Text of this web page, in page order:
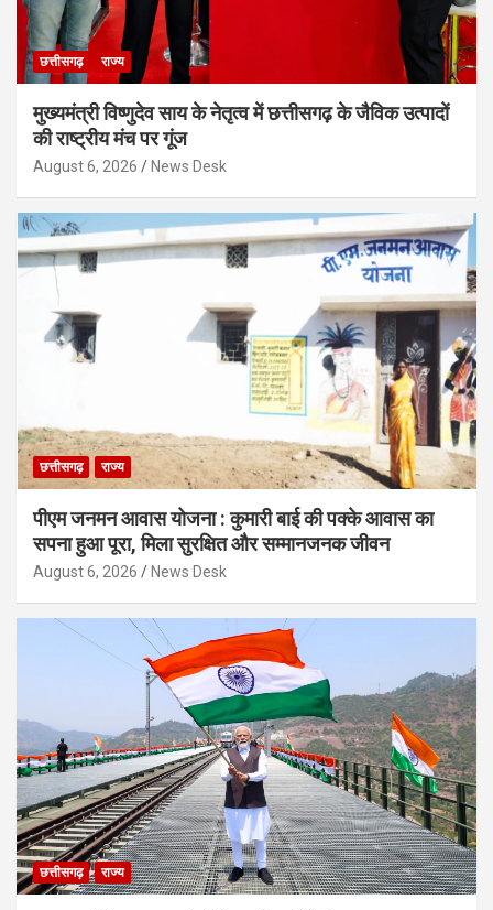
छत्तीसगढ़ राज्य
मुख्यमंत्री विष्णुदेव साय के नेतृत्व में छत्तीसगढ़ के जैविक उत्पादों
की राष्ट्रीय मंच पर गूंज
August 6, 2026 News Desk
छत्तीसगढ़ राज्य
पीएम जनमन आवास योजना : कुमारी बाई की पक्के आवास का
सपना हुआ पूरा, मिला सुरक्षित और सम्मानजनक जीवन
August 6, 2026 News Desk
छत्तीसगढ़ राज्य